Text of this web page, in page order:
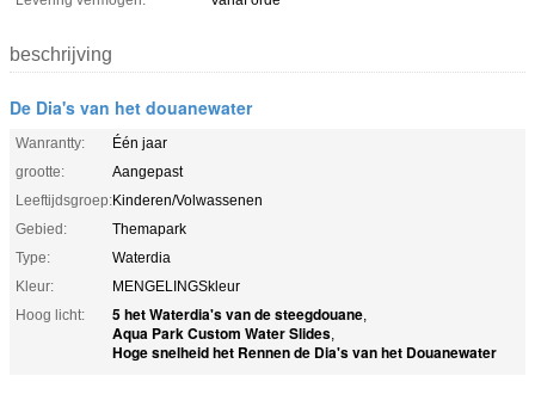
beschrijving
De Dia's van het douanewater
Wanrantty:
Één jaar
grootte:
Aangepast
Leeftijdsgroep:Kinderen/Volwassenen
Gebied:
Themapark
Type:
Waterdia
Kleur:
MENGELINGSkleur
Hoog licht:
5 het Waterdia's van de steegdouane,
Aqua Park Custom Water Slides,
Hoge snelheid het Rennen de Dia's van het Douanewater